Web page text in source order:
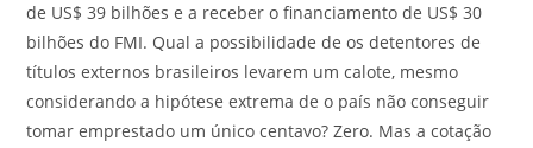
de US$ 39 bilhões e a receber o financiamento de US$ 30
bilhões do FMI. Qual a possibilidade de os detentores de
títulos externos brasileiros levarem um calote, mesmo
considerando a hipótese extrema de o país não conseguir
tomar emprestado um único centavo? Zero. Mas a cotação